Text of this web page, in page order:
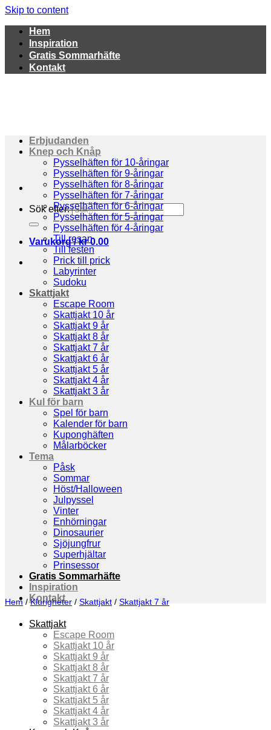
Skip to content
Hem
Inspiration
Gratis Sommarhäfte
Kontakt
Sök efter:
Varukorg /kr0.00
Erbjudanden
Knep och Knåp
Pysselhäften för 10-åringar
Pysselhäften för 9-åringar
Pysselhäften för 8-åringar
Pysselhäften för 7-åringar
Pysselhäften för 6-åringar
Pysselhäften för 5-åringar
Pysselhäften för 4-åringar
Till resan
Till festen
Prick till prick
Labyrinter
Sudoku
Skattjakt
Escape Room
Skattjakt 10 år
Skattjakt 9 år
Skattjakt 8 år
Skattjakt 7 år
Skattjakt 6 år
Skattjakt 5 år
Skattjakt 4 år
Skattjakt 3 år
Kul för barn
Spel för barn
Kalender för barn
Kuponghäften
Målarböcker
Tema
Påsk
Sommar
Höst/Halloween
Julpyssel
Vinter
Enhörningar
Dinosaurier
Sjöjungfrur
Superhjältar
Prinsessor
Gratis Sommarhäfte
Inspiration
Kontakt
Hem / Klurigheter / Skattjakt / Skattjakt 7 år
Skattjakt
Escape Room
Skattjakt 10 år
Skattjakt 9 år
Skattjakt 8 år
Skattjakt 7 år
Skattjakt 6 år
Skattjakt 5 år
Skattjakt 4 år
Skattjakt 3 år